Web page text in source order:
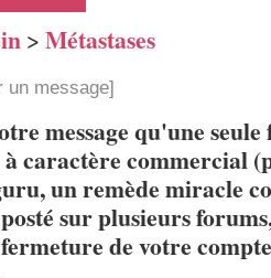
> Métastases
un message]
message qu'une seule
à caractère commercial
un remède miracle
sur plusieurs
de votre